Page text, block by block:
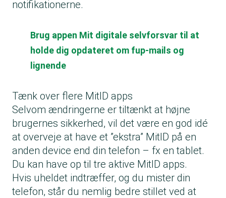
notifikationerne.
Brug appen Mit digitale selvforsvar til at
holde dig opdateret om fup-mails og
lignende
Tænk over flere MitID apps
Selvom ændringerne er tiltænkt at højne
brugernes sikkerhed, vil det være en god idé
at overveje at have et ”ekstra” MitID på en
anden device end din telefon – fx en tablet.
Du kan have op til tre aktive MitID apps.
Hvis uheldet indtræffer, og du mister din
telefon, står du nemlig bedre stillet ved at